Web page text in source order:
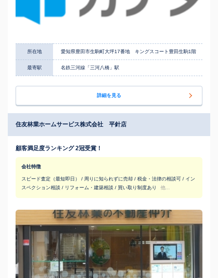
所在地 愛知県豊田市生駒町大坪17番地 キングスコート豊田生駒1階
最寄駅 名鉄三河線「三河八橋」駅
詳細を見る
住友林業ホームサービス株式会社 平針店
顧客満足度ランキング 2冠受賞！
会社特徴
スピード査定（最短即日） / 周りに知られずに売却 / 税金・法律の相談可 / イン
スペクション相談 / リフォーム・建築相談 / 買い取り制度あり
他...